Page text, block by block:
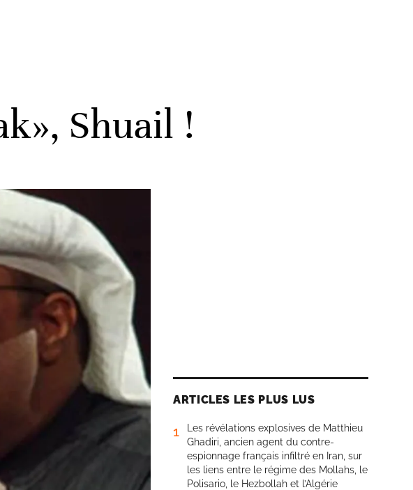
Shuail !
ARTICLES LES PLUS LUS
1
Les révélations explosives de Matthieu
Ghadiri, ancien agent du contre-
espionnage français infiltré en Iran, sur
les liens entre le régime des Mollahs, le
Polisario, le Hezbollah et l’Algérie